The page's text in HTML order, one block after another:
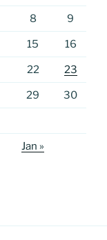
8 9
15 16
22 23
29 30
Jan »